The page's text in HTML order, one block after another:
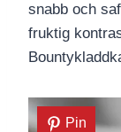
snabb och
fruktig
Pin